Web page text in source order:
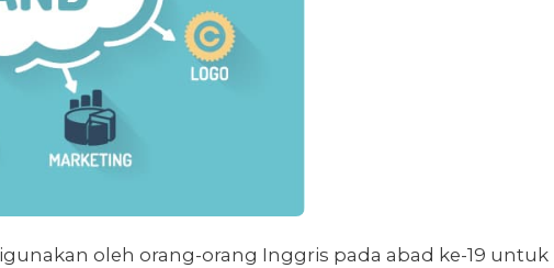
oleh orang-orang Inggris pada abad ke-19 untuk